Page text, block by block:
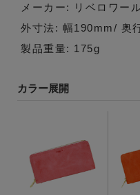
メーカー: リベロワー
外寸法: 幅190mm/ 奥
製品重量: 175g
カラー展開